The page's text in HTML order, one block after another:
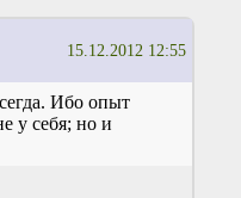
15.12.2012 12:55
Ибо опыт
у себя; но и